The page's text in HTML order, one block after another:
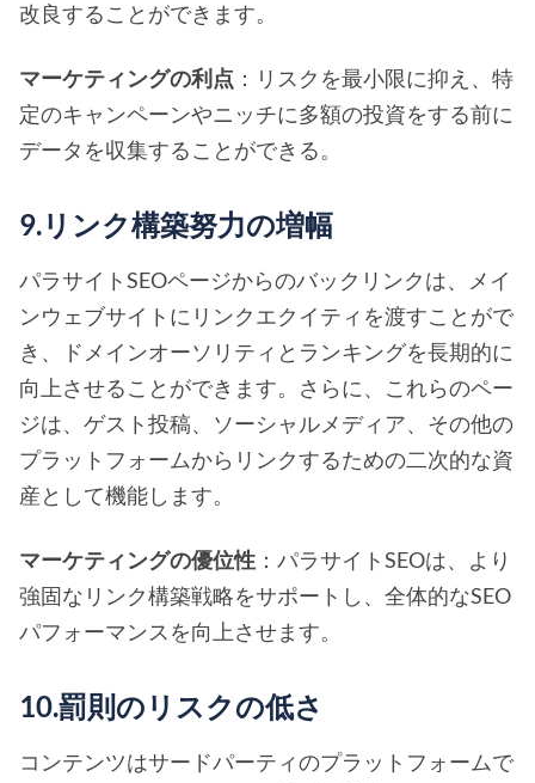
改良することができます。
マーケティングの利点 ：リスクを最小限に抑え、特
定のキャンペーンやニッチに多額の投資をする前に
データを収集することができる。
9.リンク構築努力の増幅
パラサイトSEOページからのバックリンクは、メイ
ンウェブサイトにリンクエクイティを渡すことがで
き、ドメインオーソリティとランキングを長期的に
向上させることができます。さらに、これらのペー
ジは、ゲスト投稿、ソーシャルメディア、その他の
プラットフォームからリンクするための二次的な資
産として機能します。
マーケティングの優位性 ：パラサイトSEOは、より
強固なリンク構築戦略をサポートし、全体的なSEO
パフォーマンスを向上させます。
10.罰則のリスクの低さ
コンテンツはサードパーティのプラットフォームで